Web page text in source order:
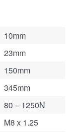
10mm
23mm
150mm
345mm
80 – 1250N
M8 x 1.25